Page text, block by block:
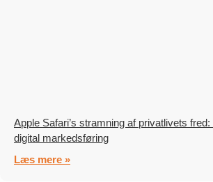
Apple Safari’s stramning af privatlivets
digital markedsføring
Læs mere »